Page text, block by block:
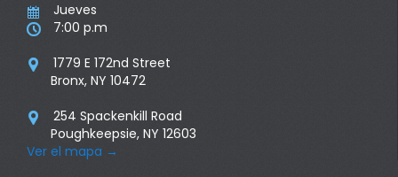
 Jueves
 7:00 p.m

1779 E 172nd Street
Bronx, NY 10472

254 Spackenkill Road
Poughkeepsie, NY 12603
Ver el mapa →